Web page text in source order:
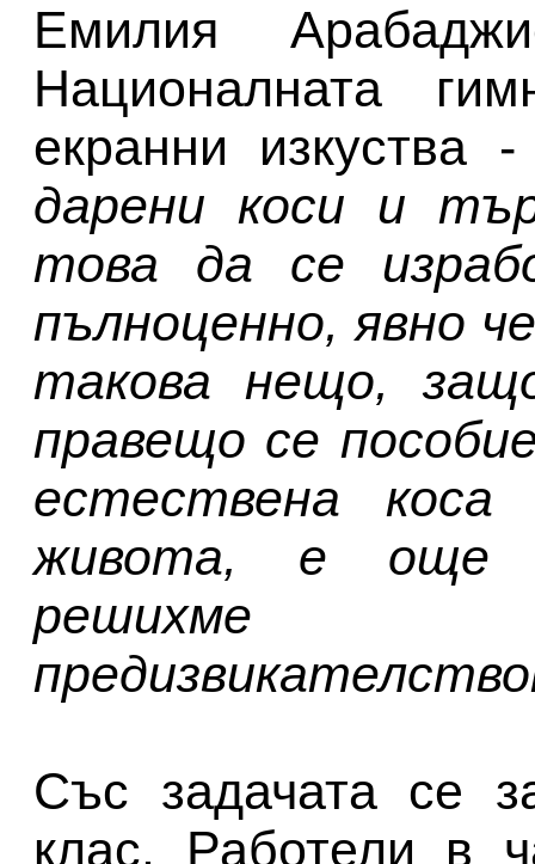
Емилия
Националната
екранни
дарени коси и
това да се
пълноценно, явно
такова нещо,
правещо се
естествена
живота, е още
решихме
Със задачата се
клас. Работели в